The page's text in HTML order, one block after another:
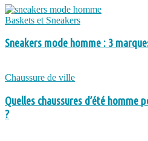
Baskets et Sneakers
Sneakers mode homme : 3
Chaussure de ville
Quelles chaussures d’été homme
?